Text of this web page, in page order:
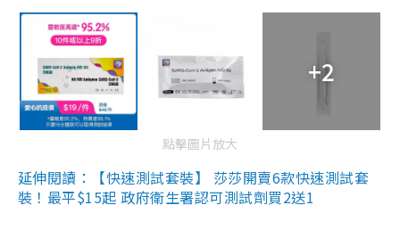
+2
點擊圖片放大
延伸閱讀：【快速測試套裝】 莎莎開賣6款快速測試套
裝！最平$15起 政府衛生署認可測試劑買2送1